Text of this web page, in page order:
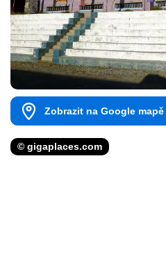
Zobrazit na Google mapě
© gigaplaces.com